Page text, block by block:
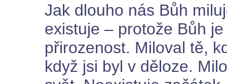
Jak dlouho nás Bůh
existuje – protože Bůh
přirozenost. Miloval tě,
když jsi byl v děloze.